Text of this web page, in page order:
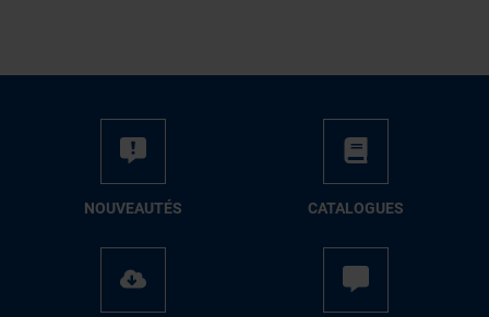
NOUVEAUTÉS CATALOGUES